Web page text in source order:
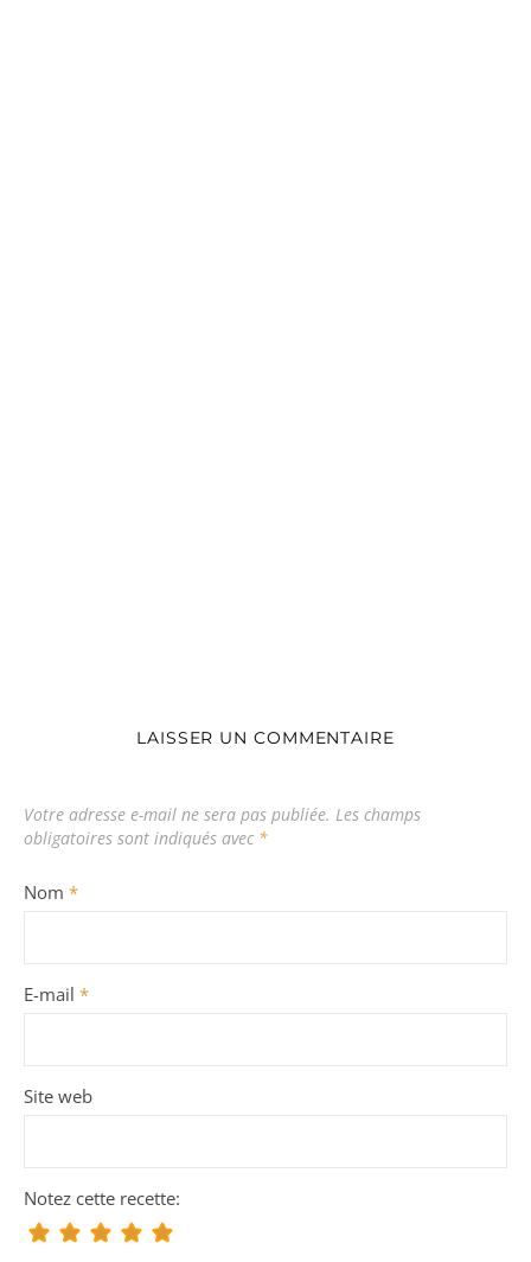
LAISSER UN COMMENTAIRE
Votre adresse e-mail ne sera pas publiée. Les champs
obligatoires sont indiqués avec *
Nom *
E-mail *
Site web
Notez cette recette: